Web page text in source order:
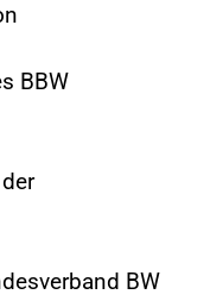
BBW
BW